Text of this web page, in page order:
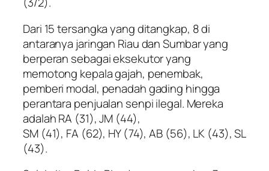
Dari 15 tersangka yang ditangkap, 8 di
antaranya jaringan Riau dan Sumbar yang
berperan sebagai eksekutor yang
memotong kepala gajah, penembak,
pemberi modal, penadah gading hingga
perantara penjualan senpi ilegal. Mereka
adalah RA (31), JM (44),
SM (41), FA (62), HY (74), AB (56), LK (43), SL
(43).